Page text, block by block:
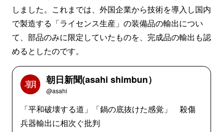
しました。これまでは、外国企業から技術を導入し国内
で製造する「ライセンス生産」の装備品の輸出につい
て、部品のみに限定していたものを、完成品の輸出も認
めるとしたのです。
朝日新聞(asahi shimbun）
@asahi
「平和破壊する道」「鍋の底抜けた感覚」 殺傷
兵器輸出に相次ぐ批判